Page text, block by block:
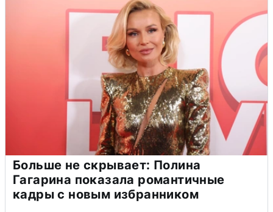
Больше не скрывает: Полина
Гагарина показала романтичные
кадры с новым избранником